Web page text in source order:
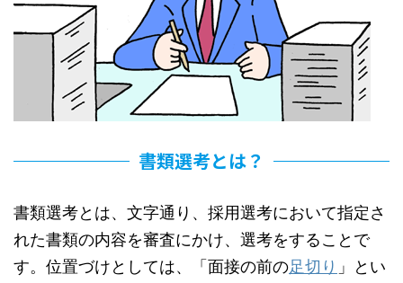
書類選考とは？
書類選考とは、文字通り、採用選考において指定さ
れた書類の内容を審査にかけ、選考をすることで
す。位置づけとしては、「面接の前の足切り 」とい